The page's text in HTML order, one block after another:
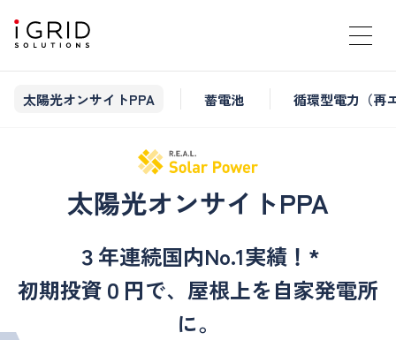
太陽光オンサイトPPA 蓄電池 循環型電力（再
太陽光オンサイトPPA
３年連続国内No.1実績！*
初期投資０円で、屋根上を自家発電所
に。